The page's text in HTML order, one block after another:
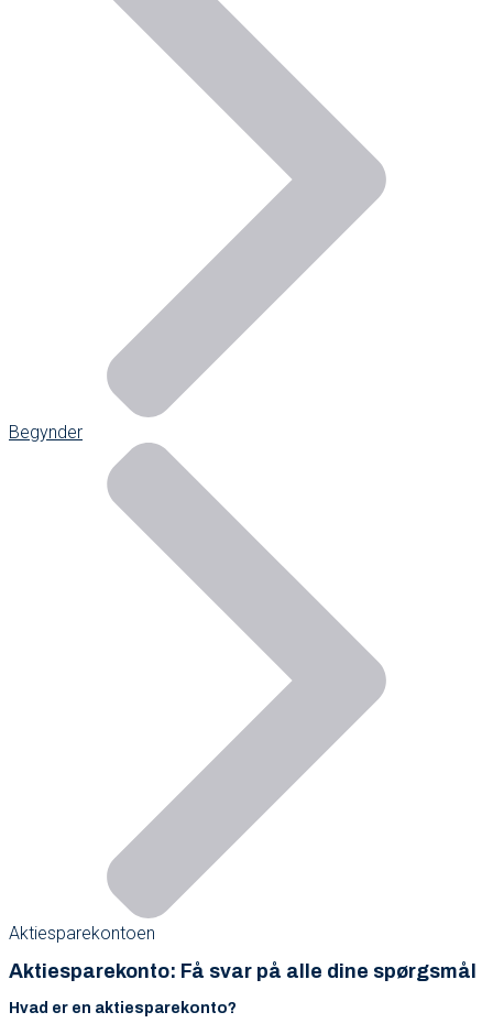
Begynder
Aktiesparekontoen
Aktiesparekonto: Få svar på alle dine spørgsmål
Hvad er en aktiesparekonto?